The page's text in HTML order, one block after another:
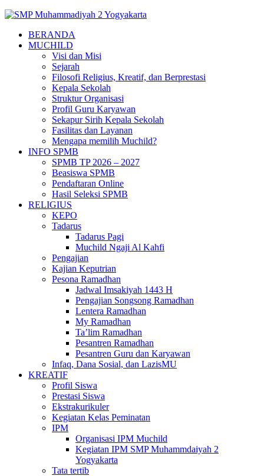
BERANDA
MUCHILD
Visi dan Misi
Sejarah
Filosofi Religius, Kreatif, dan Berprestasi
Kepala Sekolah
Struktur Organisasi
Profil Guru Karyawan
Sekapur Sirih Kepala Sekolah
Fasilitas dan Layanan
Mengapa memilih Muchild?
INFO SPMB
SPMB TP 2026 – 2027
Beasiswa SPMB
Pendaftaran Online
Hasil Seleksi SPMB
RELIGIUS
KEPO
Tadarus
Tadarus Pagi
Muchild Ngaji Al Kahfi
Pengajian
Kajian Keputrian
Pesona Ramadhan
Jadwal Imsakiyah 1443 H
Pengajian Songsong Ramadhan
Lentera Ramadhan
My Ramadhan
Ta’lim Ramadhan
Pesantren Ramadhan
Pesantren Guru dan Karyawan
Infaq, Dana Sosial, dan LazisMU
KREATIF
Profil Siswa
Prestasi Siswa
Ekstrakurikuler
Kegiatan Kelas Peminatan
IPM
Organisasi IPM Muchild
Kegiatan IPM SMP Muhammdaiyah 2
Yogyakarta
Tata tertib